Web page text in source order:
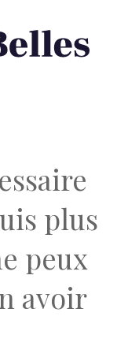
plus
peux
avoir